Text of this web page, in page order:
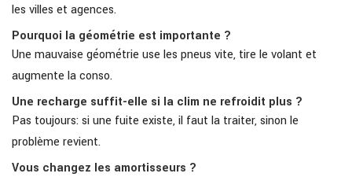
les villes et agences.
Pourquoi la géométrie est importante ?
Une mauvaise géométrie use les pneus vite, tire le volant et
augmente la conso.
Une recharge suffit-elle si la clim ne refroidit plus ?
Pas toujours: si une fuite existe, il faut la traiter, sinon le
problème revient.
Vous changez les amortisseurs ?